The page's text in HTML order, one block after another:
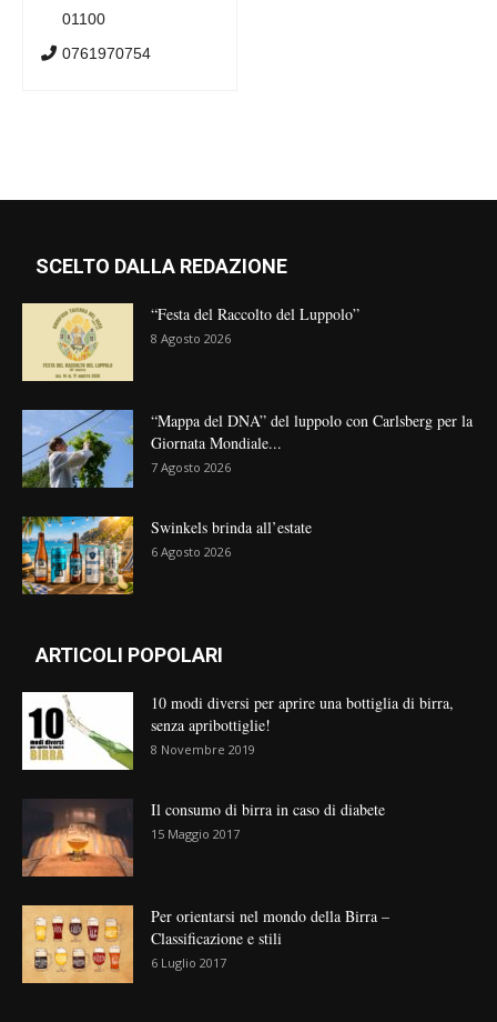
01100
0761970754
SCELTO DALLA REDAZIONE
“Festa del Raccolto del Luppolo”
8 Agosto 2026
“Mappa del DNA” del luppolo con Carlsberg per la
Giornata Mondiale...
7 Agosto 2026
Swinkels brinda all’estate
6 Agosto 2026
ARTICOLI POPOLARI
10 modi diversi per aprire una bottiglia di birra,
senza apribottiglie!
8 Novembre 2019
Il consumo di birra in caso di diabete
15 Maggio 2017
Per orientarsi nel mondo della Birra –
Classificazione e stili
6 Luglio 2017